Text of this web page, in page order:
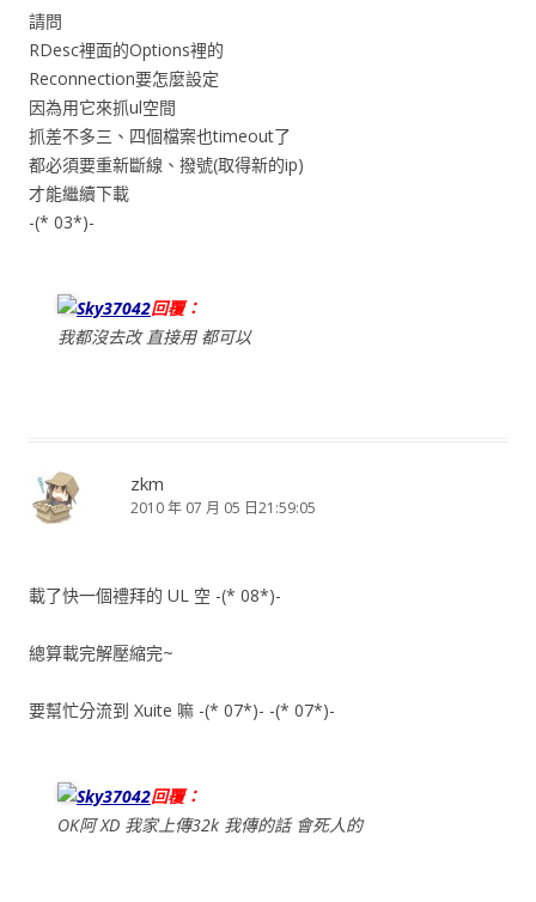
請問
RDesc裡面的Options裡的
Reconnection要怎麼設定
因為用它來抓ul空間
抓差不多三、四個檔案也timeout了
都必須要重新斷線、撥號(取得新的ip)
才能繼續下載
-(* 03*)-
Sky37042回覆：
我都沒去改 直接用 都可以
zkm
2010 年 07 月 05 日21:59:05
載了快一個禮拜的 UL 空 -(* 08*)-
總算載完解壓縮完~
要幫忙分流到 Xuite 嘛 -(* 07*)- -(* 07*)-
Sky37042回覆：
OK阿 XD 我家上傳32k 我傳的話 會死人的